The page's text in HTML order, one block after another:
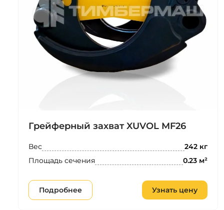
Грейферный захват XUVOL MF26
Вес 242 кг
Площадь сечения 0.23 м²
Подробнее Узнать цену